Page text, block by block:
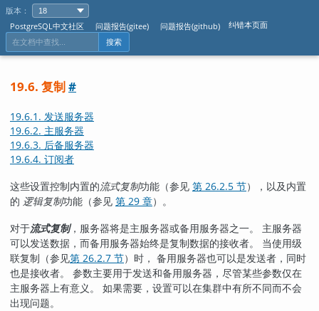
版本：
PostgreSQL中文社区
问题报告(gitee) 问题报告(github) 纠错本页面
搜索
19.6. 复制#
19.6.1. 发送服务器
19.6.2. 主服务器
19.6.3. 后备服务器
19.6.4. 订阅者
这些设置控制内置的流式复制功能（参见 第 26.2.5 节），以及内置
的 逻辑复制功能（参见 第 29 章）。
对于流式复制，服务器将是主服务器或备用服务器之一。 主服务器
可以发送数据，而备用服务器始终是复制数据的接收者。 当使用级
联复制（参见第 26.2.7 节）时， 备用服务器也可以是发送者，同时
也是接收者。 参数主要用于发送和备用服务器，尽管某些参数仅在
主服务器上有意义。 如果需要，设置可以在集群中有所不同而不会
出现问题。